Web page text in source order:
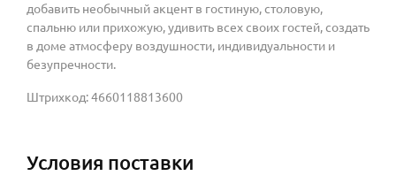
добавить необычный акцент в гостиную, столовую,
спальню или прихожую, удивить всех своих гостей, создать
в доме атмосферу воздушности, индивидуальности и
безупречности.
Штрихкод: 4660118813600
Условия поставки